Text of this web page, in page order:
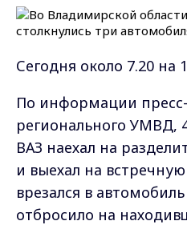
Сегодня около 7.20 на
По информации
регионального УМВД,
ВАЗ наехал на
и выехал на
врезался в
отбросило на